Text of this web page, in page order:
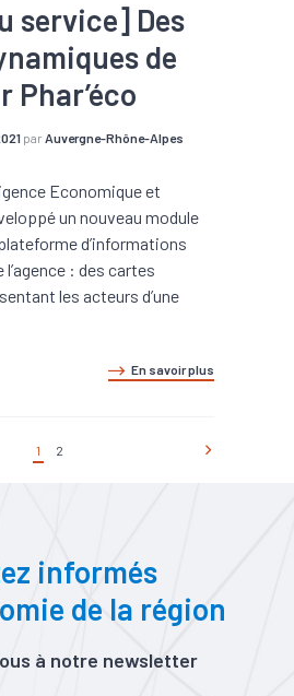
service] Des
de
Phar’éco
par Auvergne-Rhône-Alpes
Economique et
un nouveau module
d’informations
: des cartes
les acteurs d’une
En savoir plus
1 2
informés
de la région
à notre newsletter